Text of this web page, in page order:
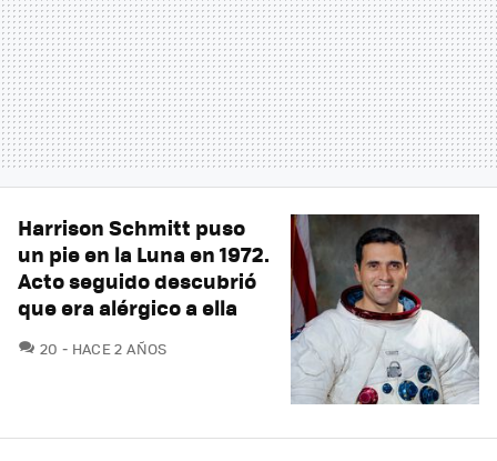
Harrison Schmitt puso
un pie en la Luna en 1972.
Acto seguido descubrió
que era alérgico a ella
20 COMENTARIOS
HACE 2 AÑOS